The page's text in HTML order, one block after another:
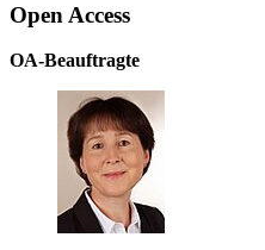
Open Access
OA-Beauftragte